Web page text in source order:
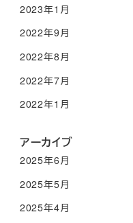
2023年1月
2022年9月
2022年8月
2022年7月
2022年1月
アーカイブ
2025年6月
2025年5月
2025年4月